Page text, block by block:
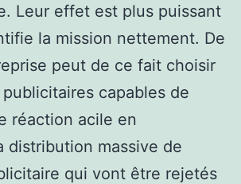
Leur effet est plus puissant
la mission nettement. De
peut de ce fait choisir
capables de
réaction acile en
distribution massive de
qui vont être rejetés